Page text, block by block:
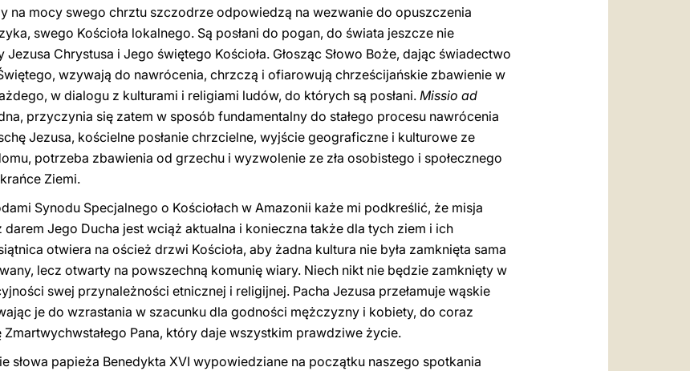
na mocy swego chrztu szczodrze odpowiedzą na wezwanie do opuszczenia
swego Kościoła lokalnego. Są posłani do pogan, do świata jeszcze nie
Chrystusa i Jego świętego Kościoła. Głosząc Słowo Boże, dając świadectwo
wzywają do nawrócenia, chrzczą i ofiarowują chrześcijańskie zbawienie w
w dialogu z kulturami i religiami ludów, do których są posłani. Missio ad
przyczynia się zatem w sposób fundamentalny do stałego procesu nawrócenia
Jezusa, kościelne posłanie chrzcielne, wyjście geograficzne i kulturowe ze
potrzeba zbawienia od grzechu i wyzwolenie ze zła osobistego i społecznego
Ziemi.
Synodu Specjalnego o Kościołach w Amazonii każe mi podkreślić, że misja
Jego Ducha jest wciąż aktualna i konieczna także dla tych ziem i ich
otwiera na oścież drzwi Kościoła, aby żadna kultura nie była zamknięta sama
lecz otwarty na powszechną komunię wiary. Niech nikt nie będzie zamknięty w
swej przynależności etnicznej i religijnej. Pacha Jezusa przełamuje wąskie
je do wzrastania w szacunku dla godności mężczyzny i kobiety, do coraz
Zmartwychwstałego Pana, który daje wszystkim prawdziwe życie.
słowa papieża Benedykta XVI wypowiedziane na początku naszego spotkania